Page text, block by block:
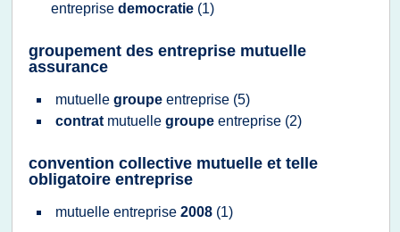
entreprise democratie (1)
groupement des entreprise mutuelle
assurance
mutuelle groupe entreprise (5)
contrat mutuelle groupe entreprise (2)
convention collective mutuelle et telle
obligatoire entreprise
mutuelle entreprise 2008 (1)